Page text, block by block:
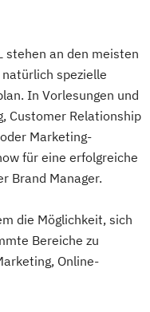
stehen an den meisten
spezielle
In Vorlesungen und
Customer Relationship
Marketing-
für eine erfolgreiche
Brand Manager.
die Möglichkeit, sich
Bereiche zu
Online-